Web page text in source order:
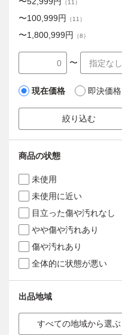
（11 ）
〜100,999円 （11 ）
〜1,800,999円 （8）
〜
現在価格 即決価格
絞り込む
商品の状態
未使用
未使用に近い
目立った傷や汚れなし
やや傷や汚れあり
傷や汚れあり
全体的に状態が悪い
出品地域
すべての地域から選ぶ